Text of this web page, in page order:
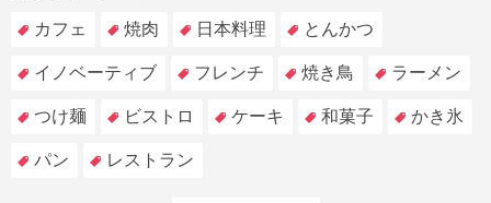
カフェ 焼肉 日本料理 とんかつ
イノベーティブ フレンチ 焼き鳥 ラーメン
つけ麺 ビストロ ケーキ 和菓子 かき氷
パン レストラン